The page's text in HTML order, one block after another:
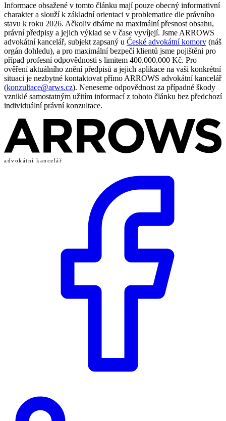
Informace obsažené v tomto článku mají pouze obecný informativní
charakter a slouží k základní orientaci v problematice dle právního
stavu k roku 2026. Ačkoliv dbáme na maximální přesnost obsahu,
právní předpisy a jejich výklad se v čase vyvíjejí. Jsme ARROWS
advokátní kancelář, subjekt zapsaný u České advokátní komory (náš
orgán dohledu), a pro maximální bezpečí klientů jsme pojištěni pro
případ profesní odpovědnosti s limitem 400.000.000 Kč. Pro
ověření aktuálního znění předpisů a jejich aplikace na vaši konkrétní
situaci je nezbytné kontaktovat přímo ARROWS advokátní kancelář
(konzultace@arws.cz). Neneseme odpovědnost za případné škody
vzniklé samostatným užitím informací z tohoto článku bez předchozí
individuální právní konzultace.
advokátní kancelář